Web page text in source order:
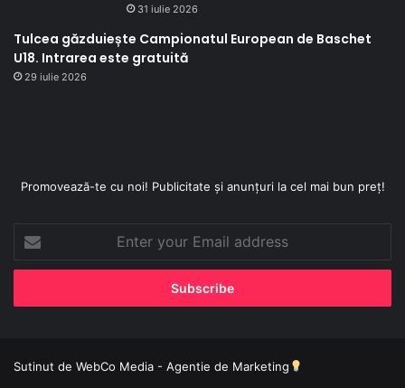
31 iulie 2026
Tulcea găzduiește Campionatul European de Baschet
U18. Intrarea este gratuită
29 iulie 2026
Promovează-te cu noi! Publicitate și anunțuri la cel mai bun preț!
your
Email
Sutinut de WebCo Media - Agentie de Marketing